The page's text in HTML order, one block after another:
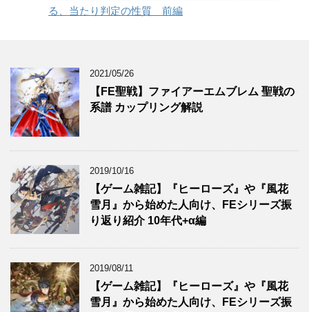
る、当たり判定の性質 前編
2021/05/26
【FE聖戦】ファイアーエムブレム 聖戦の
系譜 カップリング解説
2019/10/16
【ゲーム雑記】『ヒーローズ』や『風花
雪月』から始めた人向け、FEシリーズ振
り返り紹介 10年代+α編
2019/08/11
【ゲーム雑記】『ヒーローズ』や『風花
雪月』から始めた人向け、FEシリーズ振